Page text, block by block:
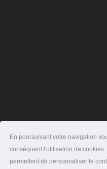
En poursuivant votre navigation
conséquent l'utilisation de
permettent de personnaliser le